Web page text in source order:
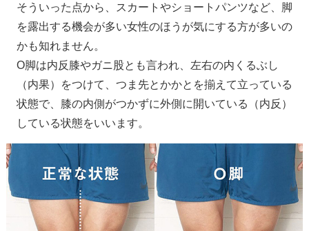
そういった点から、スカートやショートパンツなど、脚
を露出する機会が多い女性のほうが気にする方が多いの
かも知れません。
O脚は内反膝やガニ股とも言われ、左右の内くるぶし
（内果）をつけて、つま先とかかとを揃えて立っている
状態で、膝の内側がつかずに外側に開いている（内反）
している状態をいいます。